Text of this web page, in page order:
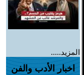
المزيد.....
اخبار الأدب والفن